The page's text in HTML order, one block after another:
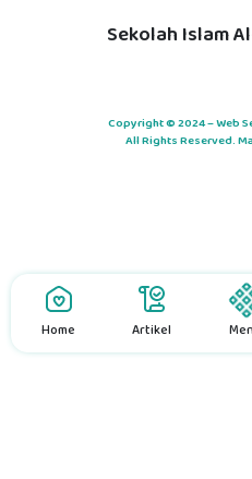
Sekolah Islam
Copyright © 2024 – Web
All Rights Reserved.
Home Artikel